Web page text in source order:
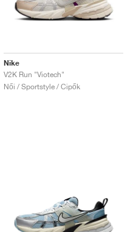
Nike
V2K Run "Viotech"
Női / Sportstyle / Cipők